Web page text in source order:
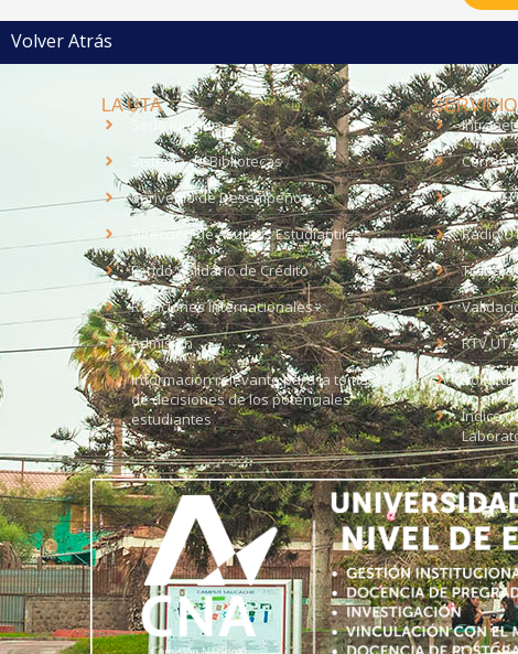
Volver Atrás
LA UTA
Sede Iquique
Sistema de Bibliotecas
Convenio de Desempeño
Dirección de Asuntos Estudiantiles
Fondo Solidario de Crédito
Relaciones Internacionales
Admisión
Información relevante para la toma
de decisiones de los potenciales
estudiantes
Intranet
Correo
EUDEV
Radio
Trabaja
RTV UTA
Índice